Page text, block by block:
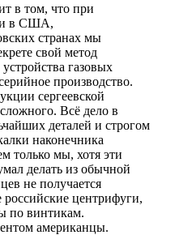
в том, что при
в США,
странах мы
свой метод
газовых
производство.
сергеевской
Всё дело в
деталей и строгом
наконечника
только мы, хотя эти
делать из обычной
не получается
российские центрифуги,
по винтикам.
американцы.